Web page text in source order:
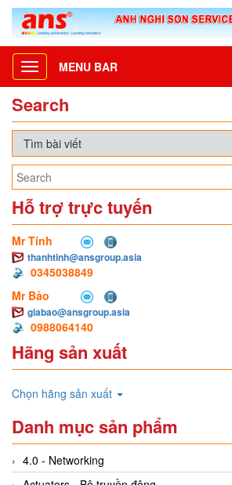
Toggle
navigation
MENU BAR
Search
Hỗ trợ trực tuyến
Mr Tính
thanhtinh@ansgroup.asia
0345038849
Mr Bảo
giabao@ansgroup.asia
0988064140
Hãng sản xuất
Chọn hãng sản xuất
Danh mục sản phẩm
4.0 - Networking